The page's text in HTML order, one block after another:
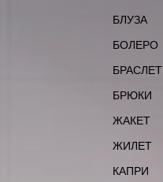
БЛУЗА
БОЛЕРО
БРАСЛЕТ
БРЮКИ
ЖАКЕТ
ЖИЛЕТ
КАПРИ